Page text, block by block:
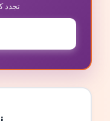
تجدد